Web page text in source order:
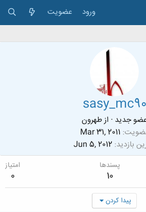
ورود عضویت
sasy_mc90
جدید · ازطهرون
Mar 31, 2011
بازدید Jun 5, 2012
پسندها
10
امتیاز
0
پیدا کردن